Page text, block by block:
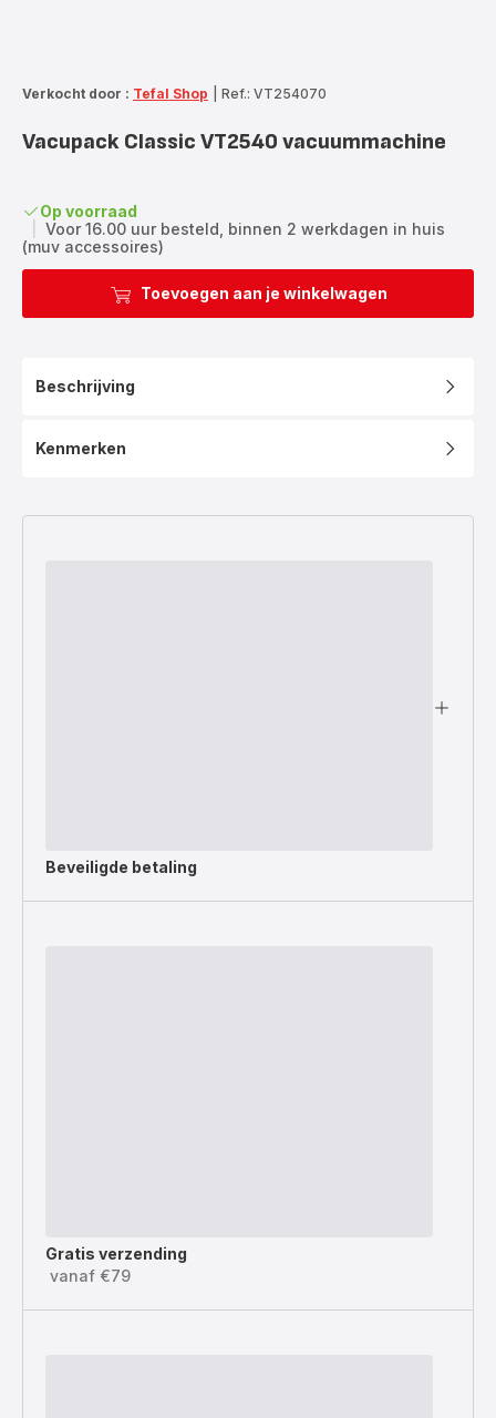
Verkocht door : Tefal Shop Ref.: VT254070
Vacupack Classic VT2540 vacuummachine
Op voorraad
Voor 16.00 uur besteld, binnen 2 werkdagen in huis
(muv accessoires)
Toevoegen aan je winkelwagen
Beschrijving
Kenmerken
Beveiligde betaling
Gratis verzending
vanaf €79